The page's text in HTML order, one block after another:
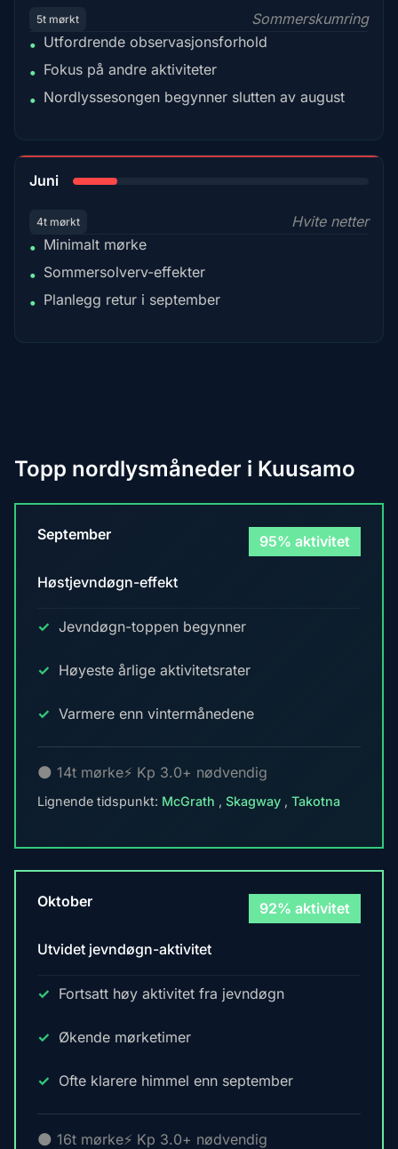
5t mørkt
Sommerskumring
• Utfordrende observasjonsforhold
• Fokus på andre aktiviteter
• Nordlyssesongen begynner slutten av august
Juni
4t mørkt
Hvite netter
• Minimalt mørke
• Sommersolverv-effekter
• Planlegg retur i september
Topp nordlysmåneder i Kuusamo
September 95% aktivitet
Høstjevndøgn-effekt
Jevndøgn-toppen begynner
Høyeste årlige aktivitetsrater
Varmere enn vintermånedene
🌑 14t mørke⚡ Kp 3.0+ nødvendig
Lignende tidspunkt: McGrath , Skagway , Takotna
Oktober 92% aktivitet
Utvidet jevndøgn-aktivitet
Fortsatt høy aktivitet fra jevndøgn
Økende mørketimer
Ofte klarere himmel enn september
🌑 16t mørke⚡ Kp 3.0+ nødvendig